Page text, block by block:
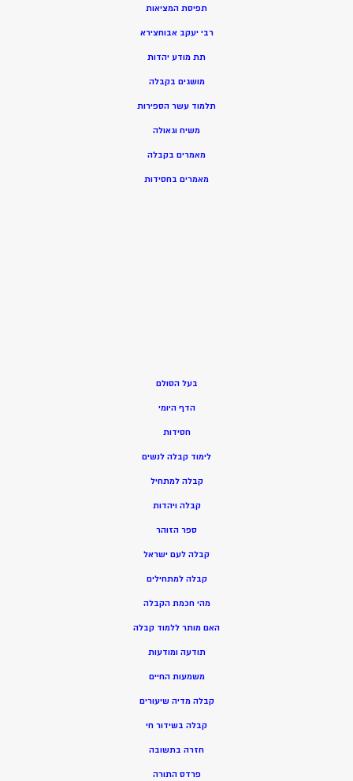
תפיסת המציאות
רבי יעקב אבוחצירא
תת מודע יהדות
מושגים בקבלה
תלמוד עשר הספירות
משיח וגאולה
מאמרים בקבלה
מאמרים בחסידות
בעל הסולם
הדף היומי
חסידות
לימוד קבלה לנשים
קבלה למתחיל
קבלה ויהדות
ספר הזוהר
קבלה לעם ישראל
קבלה למתחילים
מהי חכמת הקבלה
האם מותר ללמוד קבלה
תודעה ומודעות
משמעות החיים
קבלה מדיה שיעורים
קבלה בשידור חי
חזרה בתשובה
פרדס התורה